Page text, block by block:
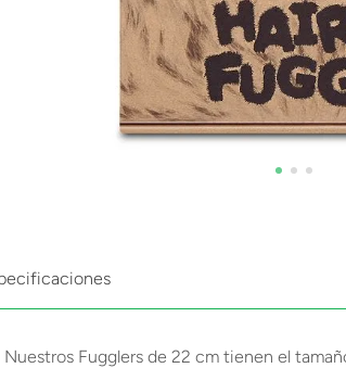
Nuestros Fugglers de 22 cm tienen el